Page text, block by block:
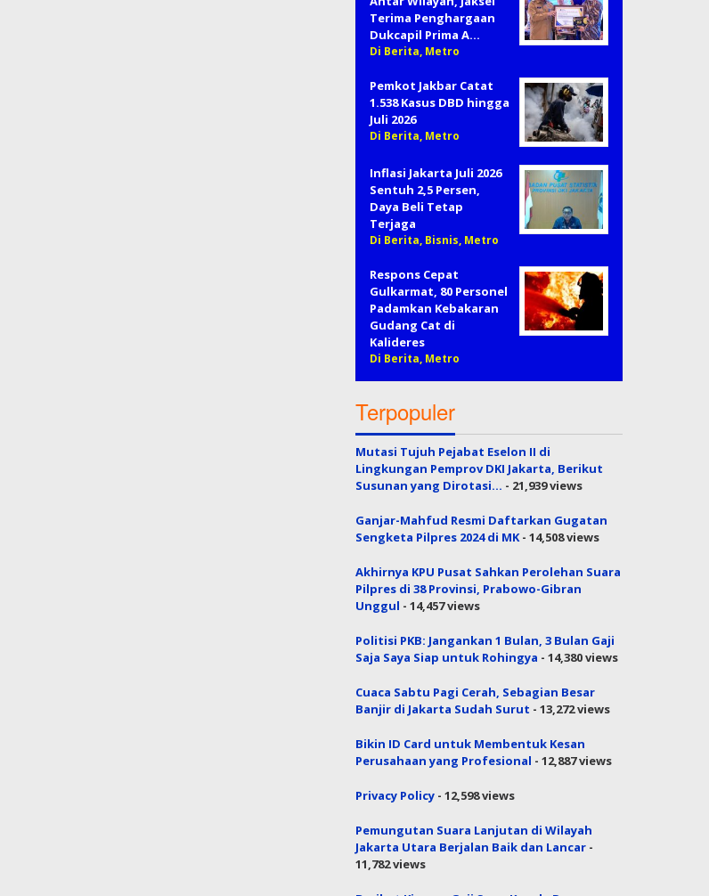
Terima Penghargaan
Dukcapil Prima A…
Di Berita, Metro
Pemkot Jakbar Catat
1.538 Kasus DBD hingga
Juli 2026
Di Berita, Metro
Inflasi Jakarta Juli 2026
Sentuh 2,5 Persen,
Daya Beli Tetap
Terjaga
Di Berita, Bisnis, Metro
Respons Cepat
Gulkarmat, 80 Personel
Padamkan Kebakaran
Gudang Cat di
Kalideres
Di Berita, Metro
Terpopuler
Mutasi Tujuh Pejabat Eselon II di
Lingkungan Pemprov DKI Jakarta, Berikut
Susunan yang Dirotasi… - 21,939 views
Ganjar-Mahfud Resmi Daftarkan Gugatan
Sengketa Pilpres 2024 di MK- 14,508 views
Akhirnya KPU Pusat Sahkan Perolehan Suara
Pilpres di 38 Provinsi, Prabowo-Gibran
Unggul - 14,457 views
Politisi PKB: Jangankan 1 Bulan, 3 Bulan Gaji
Saja Saya Siap untuk Rohingya - 14,380 views
Cuaca Sabtu Pagi Cerah, Sebagian Besar
Banjir di Jakarta Sudah Surut - 13,272 views
Bikin ID Card untuk Membentuk Kesan
Perusahaan yang Profesional - 12,887 views
Privacy Policy - 12,598 views
Pemungutan Suara Lanjutan di Wilayah
Jakarta Utara Berjalan Baik dan Lancar -
11,782 views